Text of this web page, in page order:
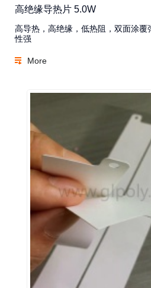
高绝缘导热片 5.0W
高导热，高绝缘，低热阻，双面涂覆
性强
More